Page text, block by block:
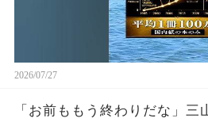
2026/07/27
「お前ももう終わりだな」三